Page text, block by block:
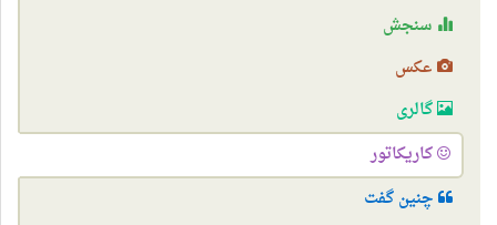
سنجش
عکس
گالری
کاریکاتور
چنین گفت